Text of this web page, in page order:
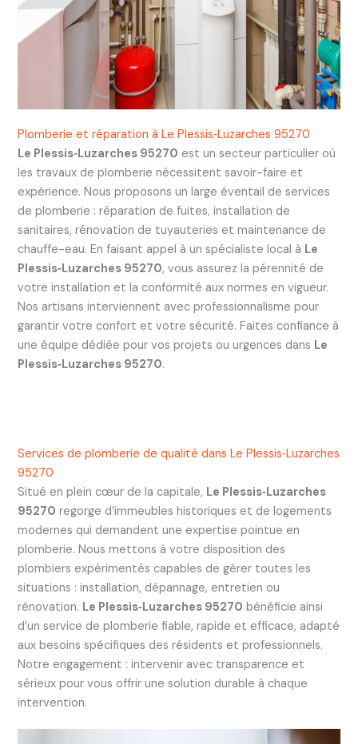
Plomberie et réparation à Le Plessis‑Luzarches 95270
Le Plessis‑Luzarches 95270 est un secteur particulier où
les travaux de plomberie nécessitent savoir-faire et
expérience. Nous proposons un large éventail de services
de plomberie : réparation de fuites, installation de
sanitaires, rénovation de tuyauteries et maintenance de
chauffe-eau. En faisant appel à un spécialiste local à Le
Plessis‑Luzarches 95270, vous assurez la pérennité de
votre installation et la conformité aux normes en vigueur.
Nos artisans interviennent avec professionnalisme pour
garantir votre confort et votre sécurité. Faites confiance à
une équipe dédiée pour vos projets ou urgences dans Le
Plessis‑Luzarches 95270.
Services de plomberie de qualité dans Le Plessis‑Luzarches
95270
Situé en plein cœur de la capitale, Le Plessis‑Luzarches
95270 regorge d’immeubles historiques et de logements
modernes qui demandent une expertise pointue en
plomberie. Nous mettons à votre disposition des
plombiers expérimentés capables de gérer toutes les
situations : installation, dépannage, entretien ou
rénovation. Le Plessis‑Luzarches 95270 bénéficie ainsi
d’un service de plomberie fiable, rapide et efficace, adapté
aux besoins spécifiques des résidents et professionnels.
Notre engagement : intervenir avec transparence et
sérieux pour vous offrir une solution durable à chaque
intervention.